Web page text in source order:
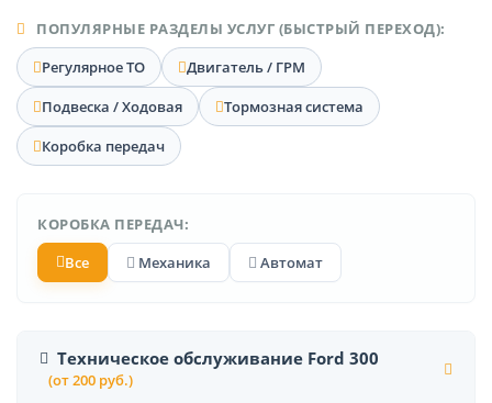
ПОПУЛЯРНЫЕ РАЗДЕЛЫ УСЛУГ (БЫСТРЫЙ ПЕРЕХОД):
Регулярное ТО
Двигатель / ГРМ
Подвеска / Ходовая
Тормозная система
Коробка передач
КОРОБКА ПЕРЕДАЧ:
Все
Механика Автомат
Техническое обслуживание Ford 300
(от 200 руб.)